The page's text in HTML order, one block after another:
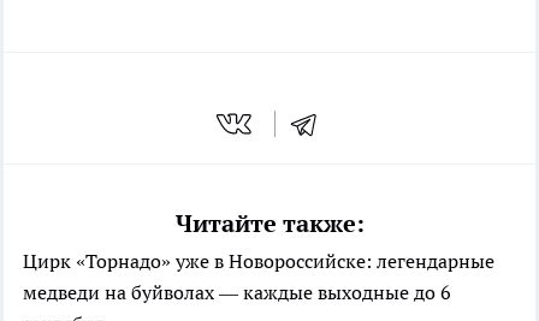
Читайте также:
Цирк «Торнадо» уже в Новороссийске: легендарные
медведи на буйволах — каждые выходные до 6